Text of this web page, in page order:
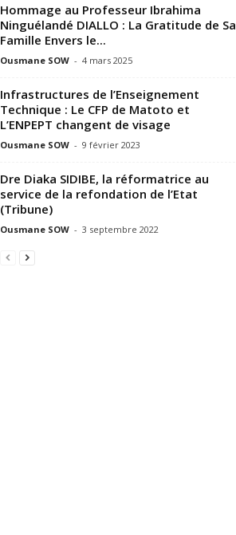
Hommage au Professeur Ibrahima
Ninguélandé DIALLO : La Gratitude de Sa
Famille Envers le...
Ousmane SOW - 4 mars 2025
Infrastructures de l’Enseignement
Technique : Le CFP de Matoto et
L’ENPEPT changent de visage
Ousmane SOW - 9 février 2023
Dre Diaka SIDIBE, la réformatrice au
service de la refondation de l’Etat
(Tribune)
Ousmane SOW - 3 septembre 2022